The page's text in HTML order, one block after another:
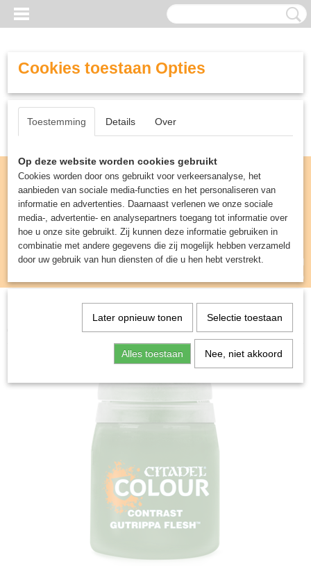
Inloggen Registreren
UW WINKELWAGEN
(0)
Miniature Gaming>Contrast: Gutrippa Flesh
Cookies toestaan Opties
Toestemming Details Over
Op deze website worden cookies gebruikt
Cookies worden door ons gebruikt voor verkeersanalyse, het
aanbieden van sociale media-functies en het personaliseren van
informatie en advertenties. Daarnaast verlenen we onze sociale
media-, advertentie- en analysepartners toegang tot informatie over
hoe u onze site gebruikt. Zij kunnen deze informatie gebruiken in
combinatie met andere gegevens die zij mogelijk hebben verzameld
door uw gebruik van hun diensten of die u hen hebt verstrekt.
Later opnieuw tonen Selectie toestaan
Alles toestaan Nee, niet akkoord